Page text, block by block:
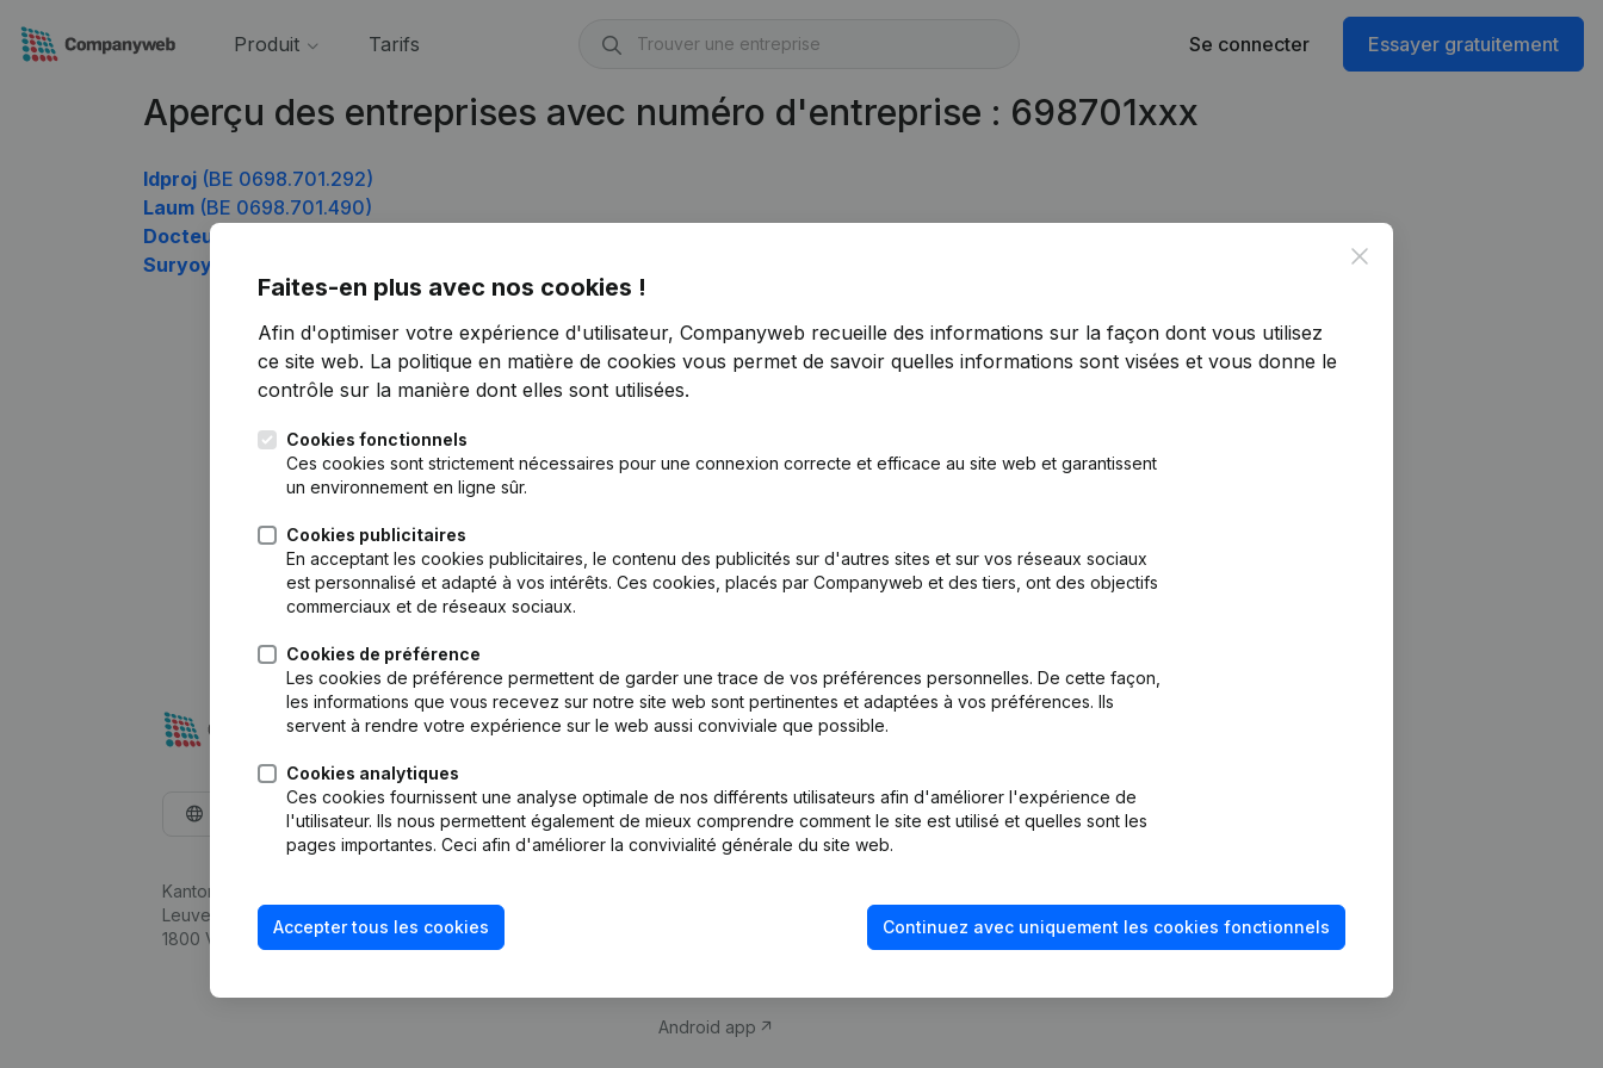
Produit Tarifs Se connecter Essayer gratuitement
Aperçu des entreprises avec numéro d'entreprise : 698701xxx
Idproj (BE 0698.701.292)
Laum (BE 0698.701.490)
Docteur MCN - Hématologie
Suryoyo
Close
Faites-en plus avec nos cookies !
Afin d'optimiser votre expérience d'utilisateur, Companyweb recueille des informations sur la façon dont vous utilisez
ce site web. La politique en matière de cookies vous permet de savoir quelles informations sont visées et vous donne le
contrôle sur la manière dont elles sont utilisées.
Cookies fonctionnels
Ces cookies sont strictement nécessaires pour une connexion correcte et efficace au site web et garantissent
un environnement en ligne sûr.
Cookies publicitaires
En acceptant les cookies publicitaires, le contenu des publicités sur d'autres sites et sur vos réseaux sociaux
est personnalisé et adapté à vos intérêts. Ces cookies, placés par Companyweb et des tiers, ont des objectifs
commerciaux et de réseaux sociaux.
Cookies de préférence
Les cookies de préférence permettent de garder une trace de vos préférences personnelles. De cette façon,
les informations que vous recevez sur notre site web sont pertinentes et adaptées à vos préférences. Ils
servent à rendre votre expérience sur le web aussi conviviale que possible.
Cookies analytiques
Ces cookies fournissent une analyse optimale de nos différents utilisateurs afin d'améliorer l'expérience de
l'utilisateur. Ils nous permettent également de mieux comprendre comment le site est utilisé et quelles sont les
pages importantes. Ceci afin d'améliorer la convivialité générale du site web.
Accepter tous les cookies Continuez avec uniquement les cookies fonctionnels
Français
Kantorenpark Everest
Leuvensesteenweg 248D,
1800 Vilvoorde
Produit
d’entreprise
Monitoring
Android app
fraude
Consulter des comptes annuels
Vérification de la solvabilité